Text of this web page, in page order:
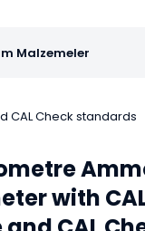
Malzemeler
CAL Check standards
with